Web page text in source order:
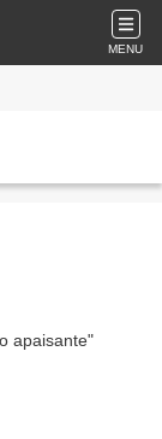
MENU